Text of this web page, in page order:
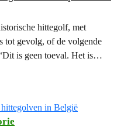
hittegolf, met
tot gevolg, of de volgende
is geen toeval. Het is…